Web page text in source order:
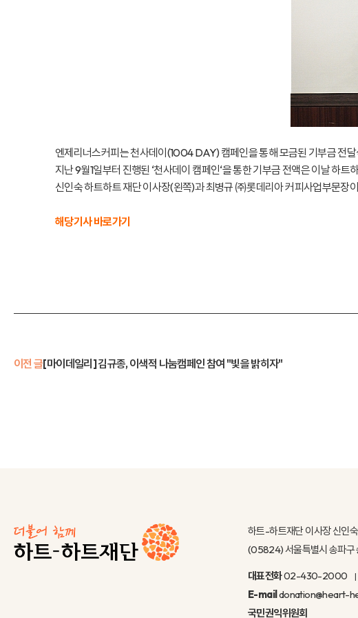
엔제리너스커피는 천사데이(1004 DAY) 캠페인을 통해 모금된 기부금 전
지난 9월1일부터 진행된 ‘천사데이 캠페인‘을 통한 기부금 전액은 이날 하
신인숙 하트하트 재단 이사장(왼쪽)과 최병규 ㈜롯데리아 커피사업부문장
해당기사 바로가기
이전 글[마이데일리] 김규종, 이색적 나눔캠페인 참여 "빛을 밝히자"
하트-하트재단 이사장 신인
(05824) 서울특별시 송파구
대표전화02-430-2000
E-maildonation@heart-
국민권익위원회